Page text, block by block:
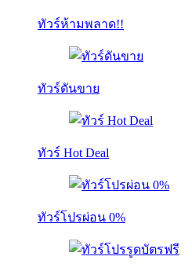
ทัวร์ห้ามพลาด!!
ทัวร์ดันขาย
ทัวร์ Hot Deal
ทัวร์โปรผ่อน 0%